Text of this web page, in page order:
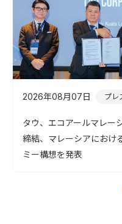
2026年08月07日 プレ
タウ、エコアールマレー
締結、マレーシアにおけ
ミー構想を発表